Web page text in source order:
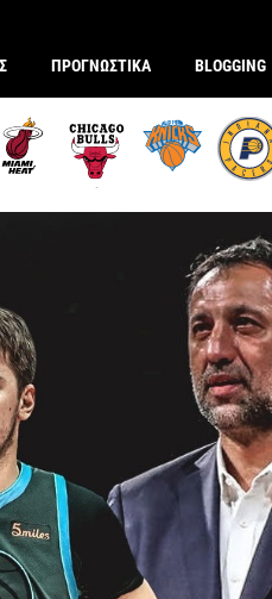
ΠΡΟΓΝΩΣΤΙΚΑ BLOGGING